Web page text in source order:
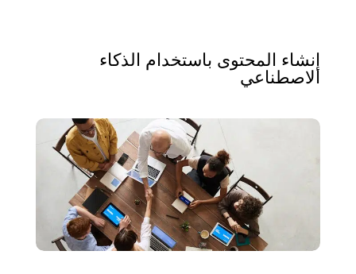
إنشاء المحتوى باستخدام الذكاء
الاصطناعي